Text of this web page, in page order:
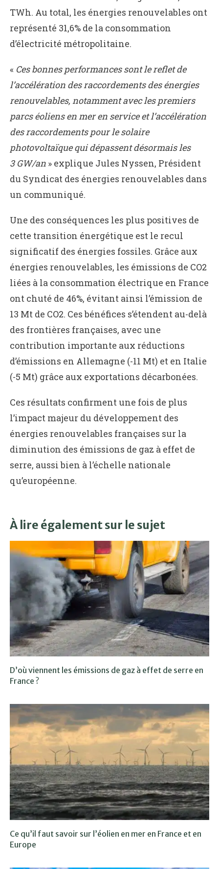
TWh. Au total, les énergies renouvelables ont
représenté 31,6% de la consommation
d’électricité métropolitaine.
« Ces bonnes performances sont le reflet de
l’accélération des raccordements des énergies
renouvelables, notamment avec les premiers
parcs éoliens en mer en service et l’accélération
des raccordements pour le solaire
photovoltaïque qui dépassent désormais les
3 GW/an » explique Jules Nyssen, Président
du Syndicat des énergies renouvelables dans
un communiqué.
Une des conséquences les plus positives de
cette transition énergétique est le recul
significatif des énergies fossiles. Grâce aux
énergies renouvelables, les émissions de CO2
liées à la consommation électrique en France
ont chuté de 46%, évitant ainsi l’émission de
13 Mt de CO2. Ces bénéfices s’étendent au-delà
des frontières françaises, avec une
contribution importante aux réductions
d’émissions en Allemagne (-11 Mt) et en Italie
(-5 Mt) grâce aux exportations décarbonées.
Ces résultats confirment une fois de plus
l’impact majeur du développement des
énergies renouvelables françaises sur la
diminution des émissions de gaz à effet de
serre, aussi bien à l’échelle nationale
qu’européenne.
À lire également sur le sujet
D’où viennent les émissions de gaz à effet de serre en
France ?
Ce qu’il faut savoir sur l’éolien en mer en France et en
Europe